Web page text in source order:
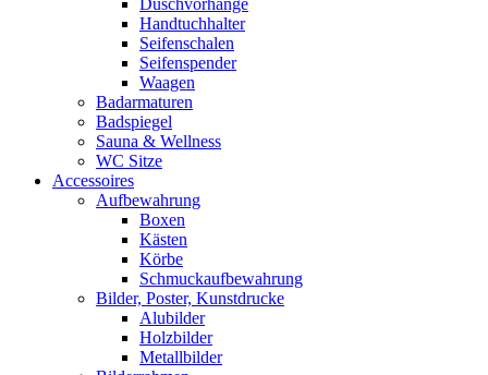
Duschvorhänge
Handtuchhalter
Seifenschalen
Seifenspender
Waagen
Badarmaturen
Badspiegel
Sauna & Wellness
WC Sitze
Accessoires
Aufbewahrung
Boxen
Kästen
Körbe
Schmuckaufbewahrung
Bilder, Poster, Kunstdrucke
Alubilder
Holzbilder
Metallbilder